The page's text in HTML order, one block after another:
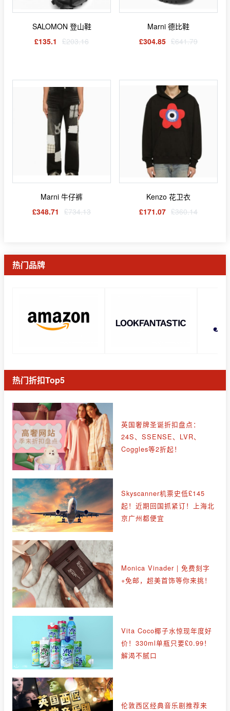
SALOMON 登山鞋
£135.1 £203.16
Marni 德比鞋
£304.85 £641.79
Marni 牛仔裤
£348.71 £734.13
Kenzo 花卫衣
£171.07 £360.14
热门品牌
热门折扣Top5
英国奢牌圣诞折扣盘点：
24S、SSENSE、LVR、
Coggles等2折起！
Skyscanner机票史低£145
起！近期回国抓紧订！上海北
京广州都便宜
Monica Vinader | 免费刻字
+免邮，超美首饰等你来挑！
Vita Coco椰子水惊现年度好
价！330ml单瓶只要£0.99！
解渴不腻口
伦敦西区经典音乐剧推荐来